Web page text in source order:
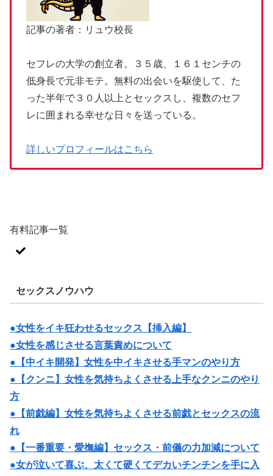
記事の著者：リュウ校長
セフレの大学の創立者。３５歳、１６１センチの
低身長で元非モテ。無料の出会いを駆使して、た
った半年で３０人以上とセックスし、複数のセフ
レに囲まれる幸せな日々を送っている。
詳しいプロフィールはこちら
有料記事一覧
セックスノウハウ
●女性をイキ狂わせるセックス【挿入編】
●女性を感じさせる言葉責めについて
●【中イキ開発】女性を中イキさせる手マンのやり方
●【クンニ】女性を気持ちよくさせる上手なクンニのやり
方
●【前戯編】女性を気持ちよくさせる前戯とセックスの流
れ
●【一番重要・愛撫編】セックス・前儀の力加減について
●女が泣いて喜ぶ、太くて硬くてデカいチンチンを手に入